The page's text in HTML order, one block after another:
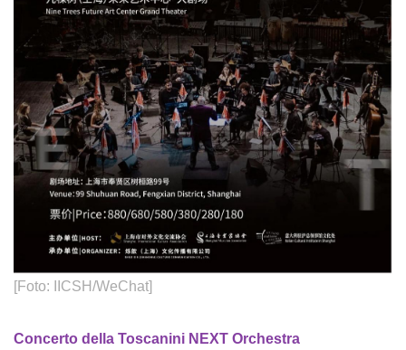
[Foto: IICSH/WeChat]
Concerto della Toscanini NEXT Orchestra